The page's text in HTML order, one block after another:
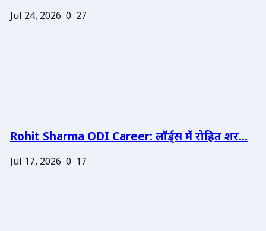
Jul 24, 2026 0 27
Rohit Sharma ODI Career: लॉर्ड्स में रोहित शर...
Jul 17, 2026 0 17